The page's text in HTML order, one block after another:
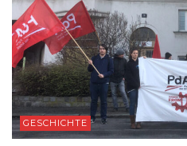
GESCHICHTE